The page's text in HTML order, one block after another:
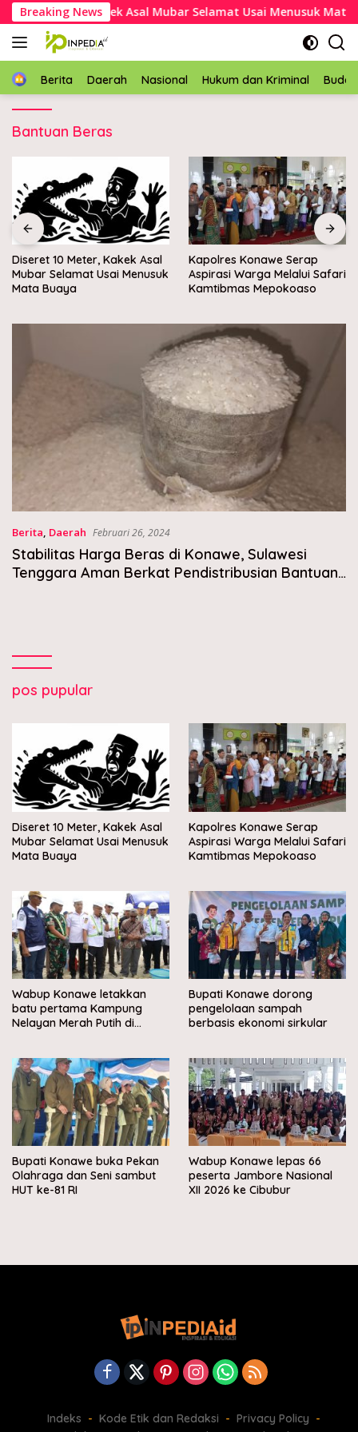
Langsung
ke
konten
Breaking News
10 Meter, Kakek Asal Mubar Selamat Usai Menusuk Mata
HomeBerita Daerah Nasional Hukum dan Kriminal
Bantuan Beras
Diseret 10 Meter, Kakek Asal
Mubar Selamat Usai Menusuk
Mata Buaya
Kapolres Konawe Serap
Aspirasi Warga Melalui Safari
Kamtibmas Mepokoaso
Berita, Daerah Februari 26, 2024
Stabilitas Harga Beras di Konawe, Sulawesi
Tenggara Aman Berkat Pendistribusian Bantuan
pos pupular
Diseret 10 Meter, Kakek Asal
Mubar Selamat Usai Menusuk
Mata Buaya
Kapolres Konawe Serap
Aspirasi Warga Melalui Safari
Kamtibmas Mepokoaso
Wabup Konawe letakkan
batu pertama Kampung
Nelayan Merah Putih di
Bupati Konawe dorong
pengelolaan sampah
berbasis ekonomi sirkular
Bupati Konawe buka Pekan
Olahraga dan Seni sambut
HUT ke-81 RI
Wabup Konawe lepas 66
peserta Jambore Nasional
XII 2026 ke Cibubur
Indeks Kode Etik dan Redaksi
Privacy Policy